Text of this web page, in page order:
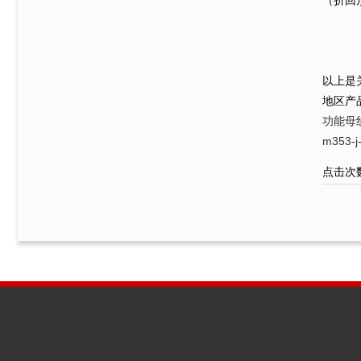
以上是
地区产
功能母
m353-
点击次